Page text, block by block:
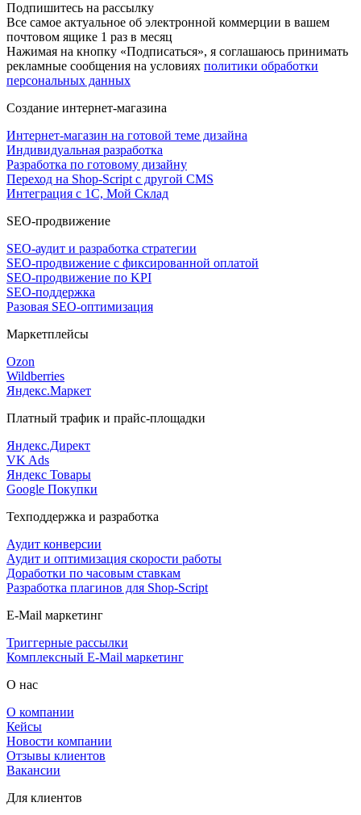
Подпишитесь на рассылку
Все самое актуальное об электронной коммерции в вашем
почтовом ящике 1 раз в месяц
Нажимая на кнопку «Подписаться», я соглашаюсь принимать
рекламные сообщения на условиях политики обработки
персональных данных
Создание интернет-магазина
Интернет-магазин на готовой теме дизайна
Индивидуальная разработка
Разработка по готовому дизайну
Переход на Shop-Script с другой CMS
Интеграция с 1С, Мой Склад
SEO-продвижение
SEO-аудит и разработка стратегии
SEO-продвижение с фиксированной оплатой
SEO-продвижение по KPI
SEO-поддержка
Разовая SEO-оптимизация
Маркетплейсы
Ozon
Wildberries
Яндекс.Маркет
Платный трафик и прайс-площадки
Яндекс.Директ
VK Ads
Яндекс Товары
Google Покупки
Техподдержка и разработка
Аудит конверсии
Аудит и оптимизация скорости работы
Доработки по часовым ставкам
Разработка плагинов для Shop-Script
E-Mail маркетинг
Триггерные рассылки
Комплексный E-Mail маркетинг
О нас
О компании
Кейсы
Новости компании
Отзывы клиентов
Вакансии
Для клиентов